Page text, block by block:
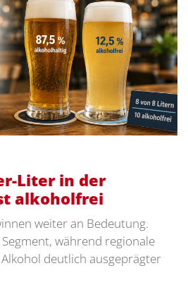
Liter in der
alkoholfrei
weiter an Bedeutung.
während regionale
deutlich ausgeprägter